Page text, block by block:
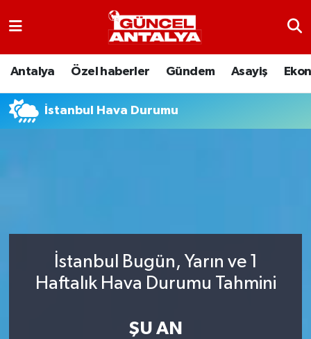
Antalya Özel haberler Gündem Asayiş
İstanbul Hava Durumu
İstanbul Bugün, Yarın ve 1
Haftalık Hava Durumu Tahmini
ŞU AN
Antalya
Ekonomi
Nöbetçi Eczaneler
Son Dakika Haberleri